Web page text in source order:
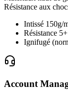
Résistance aux
Intissé 150g/
Résistance
Ignifugé
Account